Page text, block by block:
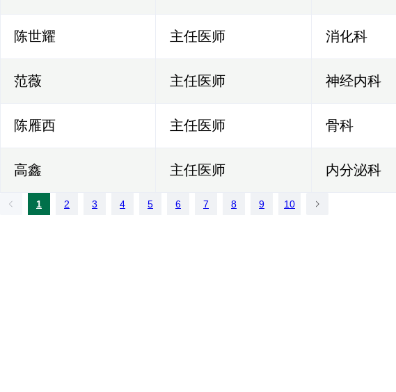
陈世耀 主任医师 消化科
范薇 主任医师 神经内科
陈雁西 主任医师 骨科
高鑫 主任医师 内分泌科
1 2 3 4 5 6 7 8 9 10